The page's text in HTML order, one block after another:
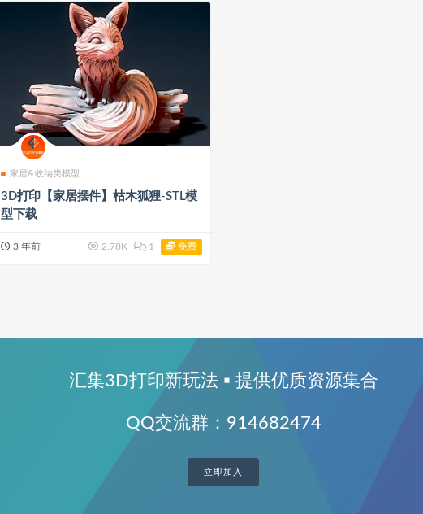
家居&收纳类模型
3D打印【家居摆件】枯木狐狸-STL模
型下载
3 年前 2.78K 1 免费
汇集3D打印新玩法 ▪ 提供优质资源集合
QQ交流群：914682474
立即加入